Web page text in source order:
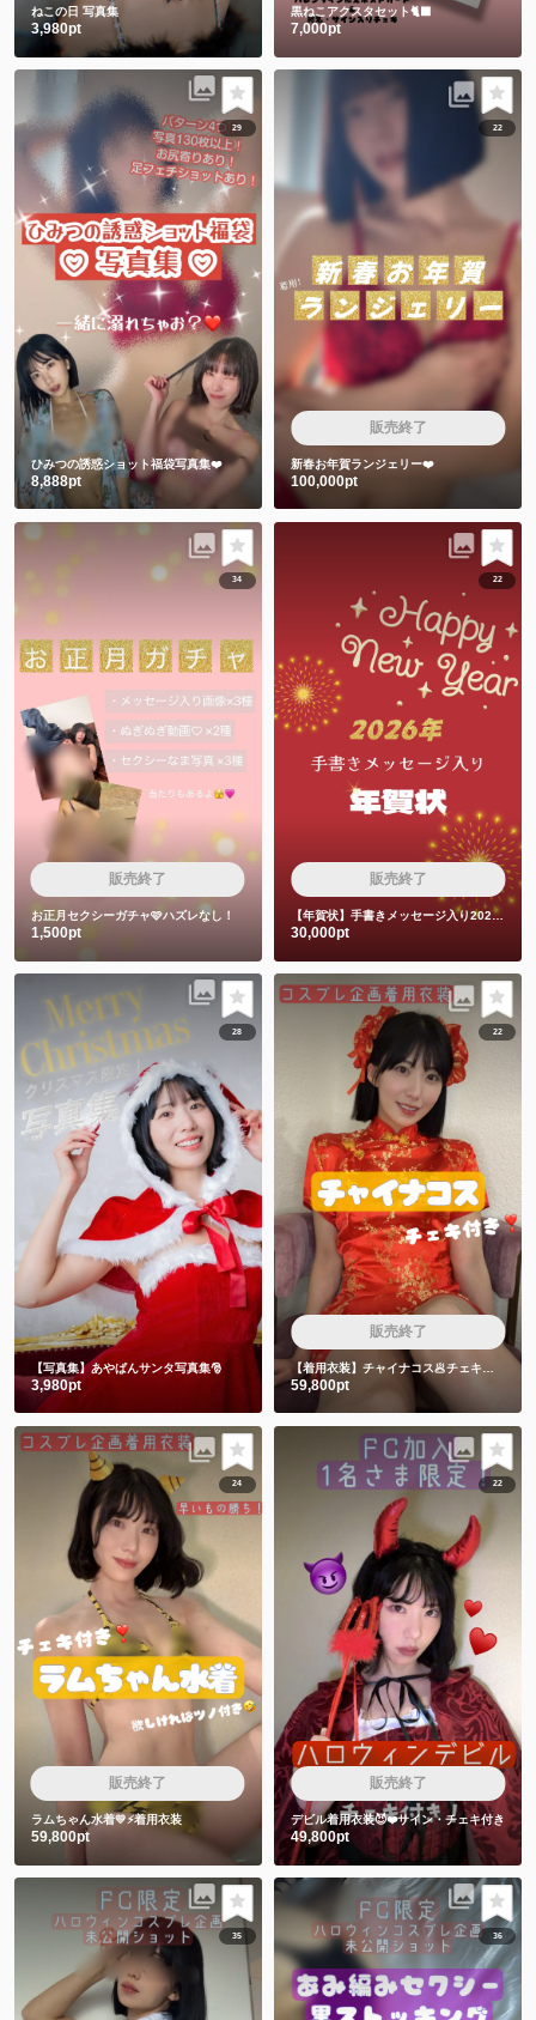
ねこの日 写真集
3,980pt
黒ねこアクスタセット🐈‍⬛
7,000pt
29
ひみつの誘惑ショット福袋写真集❤️
8,888pt
22
販売終了
新春お年賀ランジェリー❤️
100,000pt
34
販売終了
お正月セクシーガチャ🩷ハズレなし！
1,500pt
22
販売終了
【年賀状】手書きメッセージ入り2026年年賀状
30,000pt
28
【写真集】あやぱんサンタ写真集🎅
3,980pt
22
販売終了
59,800pt
24
販売終了
ラムちゃん水着💛⚡️着用衣装
59,800pt
22
販売終了
デビル着用衣装😈❤️サイン・チェキ付き
49,800pt
35 36